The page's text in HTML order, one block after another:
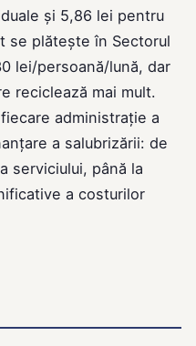
și 5,86 lei pentru
se plătește în Sectorul
lei/persoană/lună, dar
reciclează mai mult.
administrație a
a salubrizării: de
serviciului, până la
a costurilor